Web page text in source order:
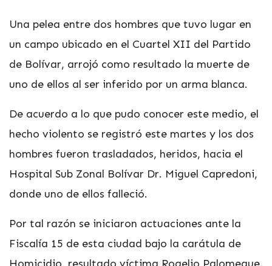
Una pelea entre dos hombres que tuvo lugar en
un campo ubicado en el Cuartel XII del Partido
de Bolívar, arrojó como resultado la muerte de
uno de ellos al ser inferido por un arma blanca.
De acuerdo a lo que pudo conocer este medio, el
hecho violento se registró este martes y los dos
hombres fueron trasladados, heridos, hacia el
Hospital Sub Zonal Bolívar Dr. Miguel Capredoni,
donde uno de ellos falleció.
Por tal razón se iniciaron actuaciones ante la
Fiscalía 15 de esta ciudad bajo la carátula de
Homicidio, resultado víctima Rogelio Palomeque,